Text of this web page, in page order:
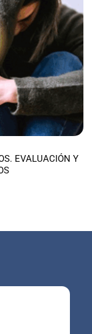
EVALUACIÓN Y